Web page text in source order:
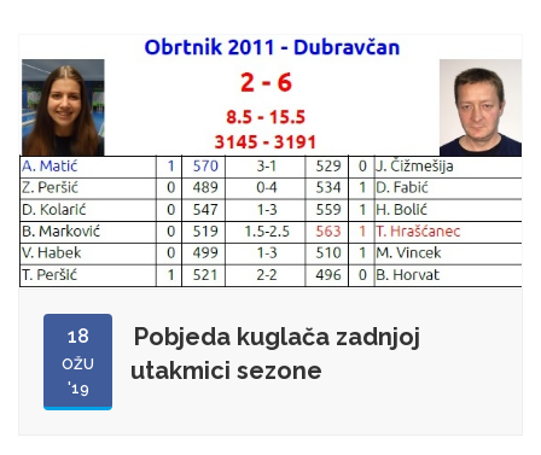
18
OŽU
'19
Pobjeda kuglača zadnjoj
utakmici sezone